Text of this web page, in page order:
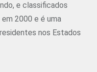
e classificados
2000 e é uma
nos Estados